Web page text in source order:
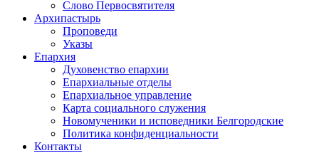
Слово Первосвятителя
Архипастырь
Проповеди
Указы
Епархия
Духовенство епархии
Епархиальные отделы
Епархиальное управление
Карта социального служения
Новомученики и исповедники Белгородские
Политика конфиденциальности
Контакты